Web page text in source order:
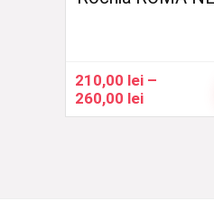
210,00 lei –
260,00 leiInterval
de